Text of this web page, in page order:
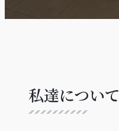
私達について